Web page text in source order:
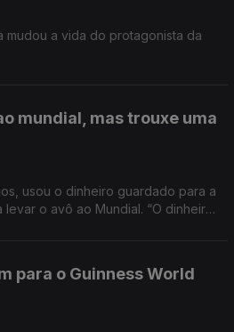
mudou a vida do protagonista da
mundial, mas trouxe uma
usou o dinheiro guardado para a
o avô ao Mundial. “O dinheiro,
para o Guinness World